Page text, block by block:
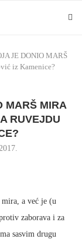
JE DONIO MARŠ
iz Kamenice?
MARŠ MIRA
RUVEJDU
mira, a već je (u
zaborava i za
sasvim drugu